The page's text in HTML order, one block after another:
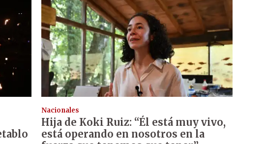
Nacionales
Hija de Koki Ruiz: “Él está muy vivo,
está operando en nosotros en la